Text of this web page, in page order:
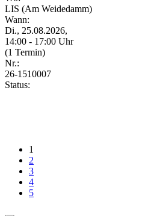
LIS (Am Weidedamm)
Wann:
Di., 25.08.2026,
14:00 - 17:00 Uhr
(1 Termin)
Nr.:
26-1510007
Status:
1
2
3
4
5